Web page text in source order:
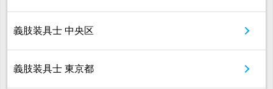
義肢装具士 中央区
義肢装具士 東京都